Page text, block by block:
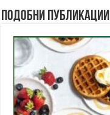
Подобни публикации